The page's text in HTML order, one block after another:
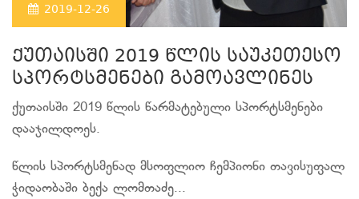
2019-12-26
ქუთაისში 2019 წლის საუკეთესო
სპორტსმენები გამოავლინეს
ქუთაისში 2019 წლის წარმატებული სპორტსმენები
დააჯილდოეს.
წლის სპორტსმენად მსოფლიო ჩემპიონი თავისუფალ
ჭიდაობაში ბექა ლომთაძე...